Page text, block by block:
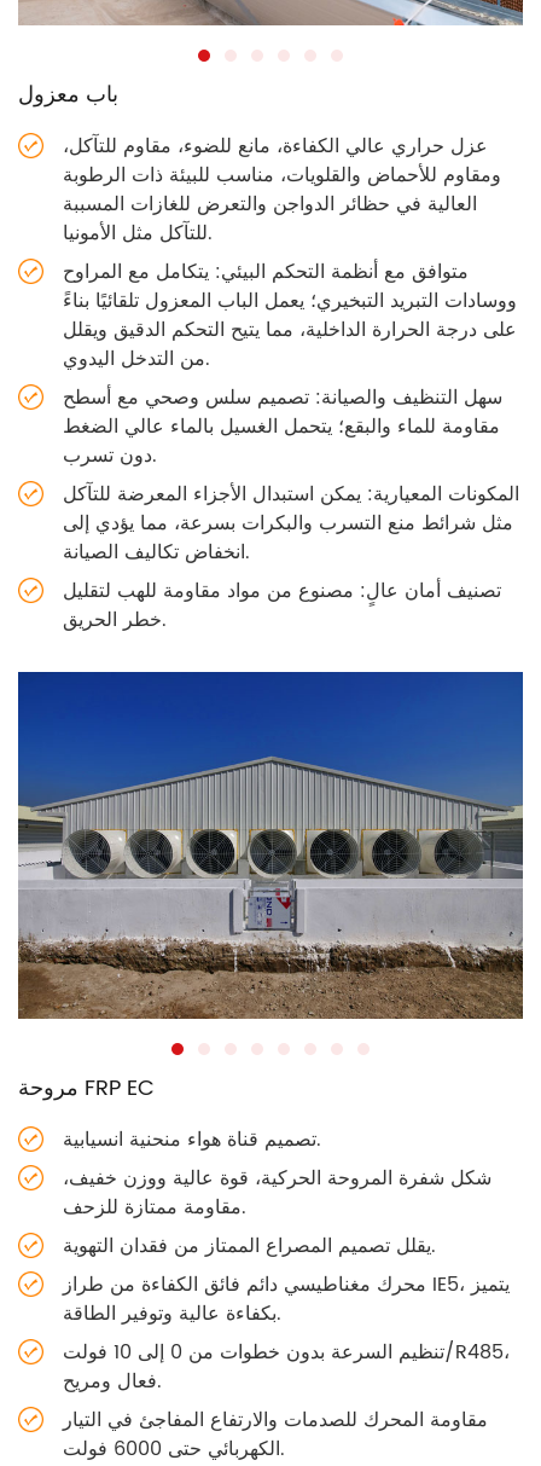
باب معزول
عزل حراري عالي الكفاءة، مانع للضوء، مقاوم للتآكل،
ومقاوم للأحماض والقلويات، مناسب للبيئة ذات الرطوبة
العالية في حظائر الدواجن والتعرض للغازات المسببة
للتآكل مثل الأمونيا.
متوافق مع أنظمة التحكم البيئي: يتكامل مع المراوح
ووسادات التبريد التبخيري؛ يعمل الباب المعزول تلقائيًا بناءً
على درجة الحرارة الداخلية، مما يتيح التحكم الدقيق ويقلل
من التدخل اليدوي.
سهل التنظيف والصيانة: تصميم سلس وصحي مع أسطح
مقاومة للماء والبقع؛ يتحمل الغسيل بالماء عالي الضغط
دون تسرب.
المكونات المعيارية: يمكن استبدال الأجزاء المعرضة للتآكل
مثل شرائط منع التسرب والبكرات بسرعة، مما يؤدي إلى
انخفاض تكاليف الصيانة.
تصنيف أمان عالٍ: مصنوع من مواد مقاومة للهب لتقليل
خطر الحريق.
مروحة FRP EC
تصميم قناة هواء منحنية انسيابية.
شكل شفرة المروحة الحركية، قوة عالية ووزن خفيف،
مقاومة ممتازة للزحف.
يقلل تصميم المصراع الممتاز من فقدان التهوية.
محرك مغناطيسي دائم فائق الكفاءة من طراز IE5، يتميز
بكفاءة عالية وتوفير الطاقة.
تنظيم السرعة بدون خطوات من 0 إلى 10 فولت/R485،
فعال ومريح.
مقاومة المحرك للصدمات والارتفاع المفاجئ في التيار
الكهربائي حتى 6000 فولت.